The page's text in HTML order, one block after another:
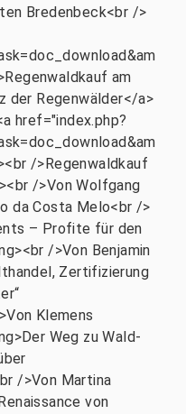
Bredenbeck<br />
am
der Regenwälder</a>
href="index.php?
/>Regenwaldkauf
/>Von Wolfgang
da Costa Melo<br />
– Profite für den
/>Von Benjamin
Zertifizierung
Klemens
Weg zu Wald-
/>Von Martina
von